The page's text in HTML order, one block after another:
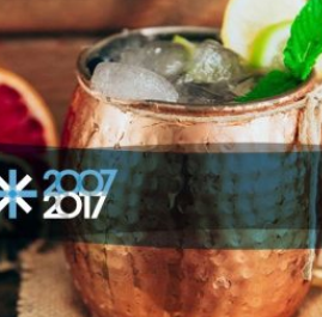
amigável de todos.
entre outros. As coisas